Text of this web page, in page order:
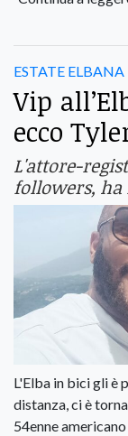
ESTATE ELBANA
Vip
ecco
L'attore-
followers, ha
L'Elba in bici gli è
distanza, ci è
54enne